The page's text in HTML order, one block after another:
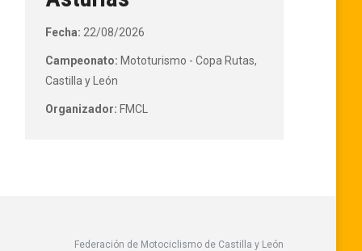
Fecha: 22/08/2026
Campeonato: Mototurismo - Copa Rutas,
Castilla y León
Organizador: FMCL
Federación de Motociclismo de Castilla y León